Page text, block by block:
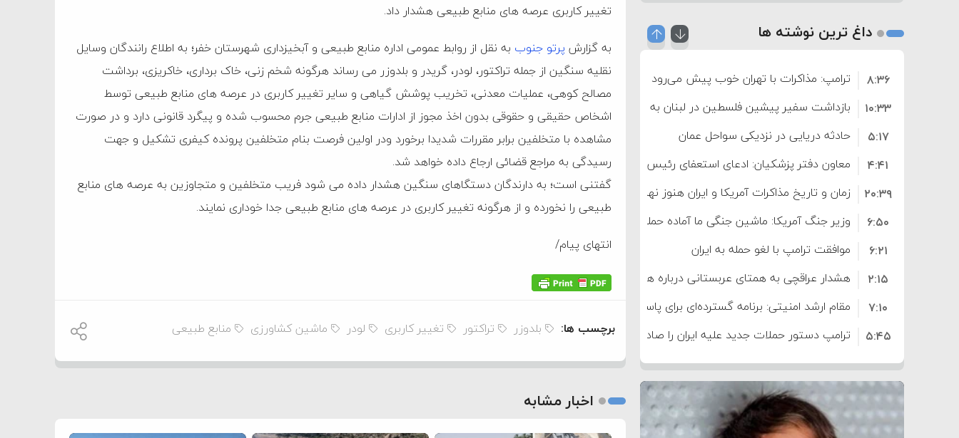
تغییر کاربری عرصه های منابع طبیعی هشدار داد.
به گزارش پرتو جنوب به نقل از روابط عمومی اداره منابع طبیعی و آبخیزداری شهرستان خفر؛ به اطلاع رانندگان وسایل
نقلیه سنگین از جمله تراکتور، لودر، گریدر و بلدوزر می رساند هرگونه شخم زنی، خاک برداری، خاکریزی، برداشت
مصالح کوهی، عملیات معدنی، تخریب پوشش گیاهی و سایر تغییر کاربری در عرصه های منابع طبیعی توسط
اشخاص حقیقی و حقوقی بدون اخذ مجوز از ادارات منابع طبیعی جرم محسوب شده و پیگرد قانونی دارد و در صورت
مشاهده با متخلفین برابر مقررات شدیدا برخورد ودر اولین فرصت بنام متخلفین پرونده کیفری تشکیل و جهت
رسیدگی به مراجع قضائی ارجاع داده خواهد شد.
️گفتنی است؛ به دارندگان دستگاهای سنگین هشدار داده می شود فریب متخلفین و متجاوزین به عرصه های منابع
طبیعی را نخورده و از هرگونه تغییر کاربری در عرصه های منابع طبیعی جدا خوداری نمایند.
انتهای پیام/
برچسب ها: بلدوزر تراکتور تغییر کاربری لودر ماشین کشاورزی منابع طبیعی
اخبار مشابه
داغ ترین نوشته ها
ترامپ: مذاکرات با تهران خوب پیش می‌رود
۸:۳۶
بازداشت سفیر پیشین فلسطین در لبنان به اتهام فساد و اختلاس اموال
۱۰:۳۳
حادثه دریایی در نزدیکی سواحل عمان
۵:۱۷
معاون دفتر پزشکیان: ادعای استعفای رئیس‌جمهور واهی و کذب محض
است
۴:۴۱
زمان و تاریخ مذاکرات آمریکا و ایران هنوز نهایی نشده است
۲۰:۳۹
وزیر جنگ آمریکا: ماشین جنگی ما آماده حمله نظامی علیه ایران است
۶:۵۰
موافقت ترامپ با لغو حمله به ایران
۶:۲۱
هشدار عراقچی به همتای عربستانی درباره همراهی با آمریکا
۲:۱۵
مقام ارشد امنیتی: برنامه گسترده‌ای برای پاسخ به دیوانگی آمریکا داریم
۷:۱۰
ترامپ دستور حملات جدید علیه ایران را صادر کرد
۵:۴۵
سپاه: دو نفتکش متخلف مورد اصابت قرار گرفته و متوقف شدند
۱۲:۵۹
ترامپ مدعی توافق تاریخی برای خلع سلاح کامل حماس شد
۸:۵۷
اعتراض عراقچی به همتای بلغارستانی به دلیل کمک به آمریکا در حملات به
۱۶:۱۹